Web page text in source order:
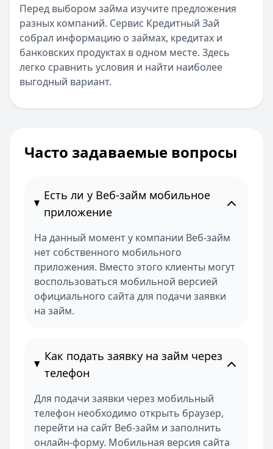
Перед выбором займа изучите предложения
разных компаний. Сервис Кредитный Зай
собрал информацию о займах, кредитах и
банковских продуктах в одном месте. Здесь
легко сравнить условия и найти наиболее
выгодный вариант.
Часто задаваемые вопросы
Есть ли у Веб-займ мобильное
приложение
На данный момент у компании Веб-займ
нет собственного мобильного
приложения. Вместо этого клиенты могут
воспользоваться мобильной версией
официального сайта для подачи заявки
на займ.
Как подать заявку на займ через
телефон
Для подачи заявки через мобильный
телефон необходимо открыть браузер,
перейти на сайт Веб-займ и заполнить
онлайн-форму. Мобильная версия сайта